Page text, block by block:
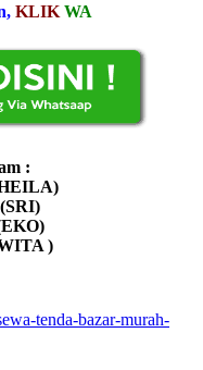
KLIK WA
:
)
tenda-bazar-murah-